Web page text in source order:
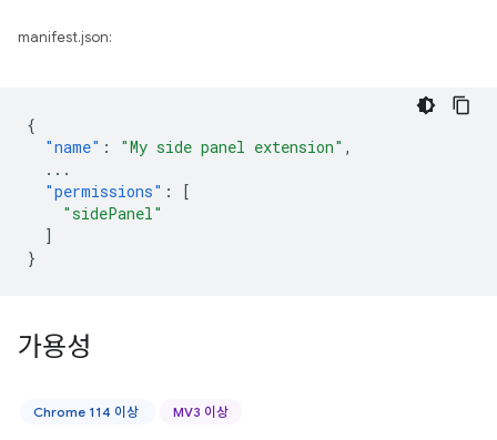
manifest.json:
{
"name" : "My side panel extension" ,
...
"permissions" :
[
"sidePanel"
]
}
가용성
Chrome 114 이상 MV3 이상